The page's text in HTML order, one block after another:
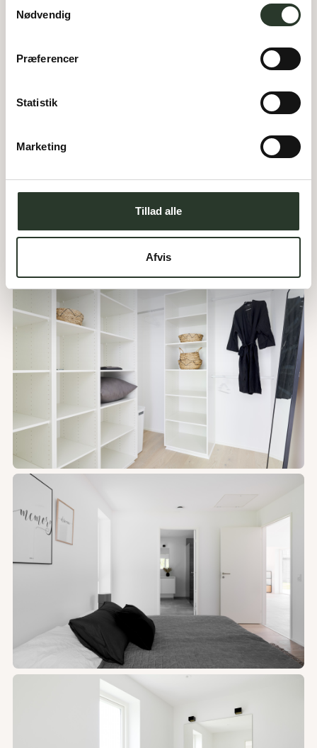
Nødvendig
Præferencer
Statistik
Marketing
Tillad alle
Afvis